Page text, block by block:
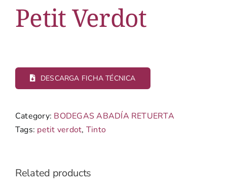
Petit Verdot
DESCARGA FICHA TÉCNICA
Category: BODEGAS ABADÍA RETUERTA
Tags: petit verdot, Tinto
Related products